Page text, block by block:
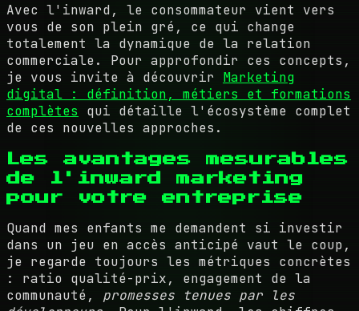
Avec l'inward, le consommateur vient vers
vous de son plein gré, ce qui change
totalement la dynamique de la relation
commerciale. Pour approfondir ces concepts,
je vous invite à découvrir Marketing
digital : définition, métiers et formations
complètes qui détaille l'écosystème complet
de ces nouvelles approches.
Les avantages mesurables
de l'inward marketing
pour votre entreprise
Quand mes enfants me demandent si investir
dans un jeu en accès anticipé vaut le coup,
je regarde toujours les métriques concrètes
: ratio qualité-prix, engagement de la
communauté, promesses tenues par les